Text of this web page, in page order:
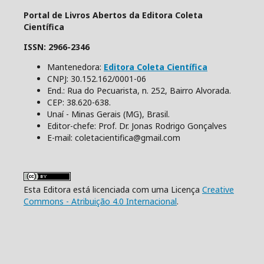
Portal de Livros Abertos da Editora Coleta
Científica
ISSN: 2966-2346
Mantenedora: Editora Coleta Científica
CNPJ: 30.152.162/0001-06
End.: Rua do Pecuarista, n. 252, Bairro Alvorada.
CEP: 38.620-638.
Unaí - Minas Gerais (MG), Brasil.
Editor-chefe: Prof. Dr. Jonas Rodrigo Gonçalves
E-mail: coletacientifica@gmail.com
Esta Editora está licenciada com uma Licença Creative
Commons - Atribuição 4.0 Internacional.